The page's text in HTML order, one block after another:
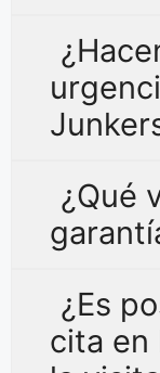
¿Qué
¿Es
cita en